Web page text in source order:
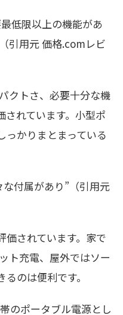
低限以上の機能があ
引用元 価格.comレビ
クトさ、必要十分な機
れています。小型ポ
っかりまとまっている
付属があり”（引用元
価されています。家で
ト充電、屋外ではソー
のは便利です。
のポータブル電源とし